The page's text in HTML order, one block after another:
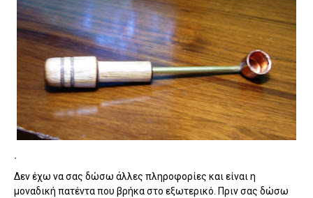
΄
Δεν έχω να σας δώσω άλλες πληροφορίες και είναι η
μοναδική πατέντα που βρήκα στο εξωτερικό. Πριν σας δώσω